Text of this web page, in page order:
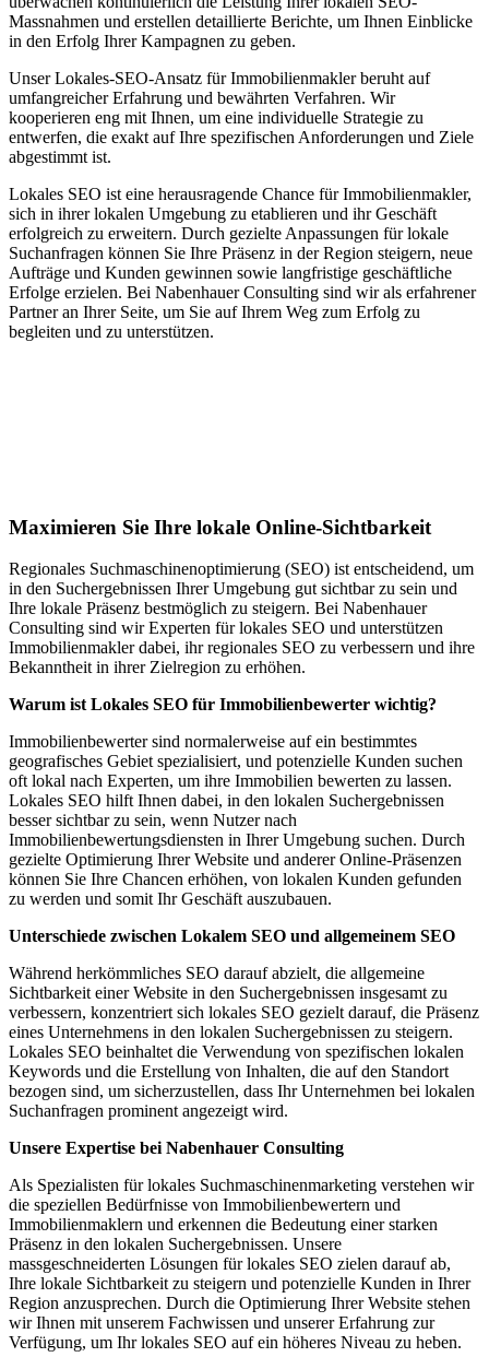
Massnahmen und erstellen detaillierte Berichte, um Ihnen Einblicke
in den Erfolg Ihrer Kampagnen zu geben.
Unser Lokales-SEO-Ansatz für Immobilienmakler beruht auf
umfangreicher Erfahrung und bewährten Verfahren. Wir
kooperieren eng mit Ihnen, um eine individuelle Strategie zu
entwerfen, die exakt auf Ihre spezifischen Anforderungen und Ziele
abgestimmt ist.
Lokales SEO ist eine herausragende Chance für Immobilienmakler,
sich in ihrer lokalen Umgebung zu etablieren und ihr Geschäft
erfolgreich zu erweitern. Durch gezielte Anpassungen für lokale
Suchanfragen können Sie Ihre Präsenz in der Region steigern, neue
Aufträge und Kunden gewinnen sowie langfristige geschäftliche
Erfolge erzielen. Bei Nabenhauer Consulting sind wir als erfahrener
Partner an Ihrer Seite, um Sie auf Ihrem Weg zum Erfolg zu
begleiten und zu unterstützen.
Maximieren Sie Ihre lokale Online-Sichtbarkeit
Regionales Suchmaschinenoptimierung (SEO) ist entscheidend, um
in den Suchergebnissen Ihrer Umgebung gut sichtbar zu sein und
Ihre lokale Präsenz bestmöglich zu steigern. Bei Nabenhauer
Consulting sind wir Experten für lokales SEO und unterstützen
Immobilienmakler dabei, ihr regionales SEO zu verbessern und ihre
Bekanntheit in ihrer Zielregion zu erhöhen.
Warum ist Lokales SEO für Immobilienbewerter wichtig?
Immobilienbewerter sind normalerweise auf ein bestimmtes
geografisches Gebiet spezialisiert, und potenzielle Kunden suchen
oft lokal nach Experten, um ihre Immobilien bewerten zu lassen.
Lokales SEO hilft Ihnen dabei, in den lokalen Suchergebnissen
besser sichtbar zu sein, wenn Nutzer nach
Immobilienbewertungsdiensten in Ihrer Umgebung suchen. Durch
gezielte Optimierung Ihrer Website und anderer Online-Präsenzen
können Sie Ihre Chancen erhöhen, von lokalen Kunden gefunden
zu werden und somit Ihr Geschäft auszubauen.
Unterschiede zwischen Lokalem SEO und allgemeinem SEO
Während herkömmliches SEO darauf abzielt, die allgemeine
Sichtbarkeit einer Website in den Suchergebnissen insgesamt zu
verbessern, konzentriert sich lokales SEO gezielt darauf, die Präsenz
eines Unternehmens in den lokalen Suchergebnissen zu steigern.
Lokales SEO beinhaltet die Verwendung von spezifischen lokalen
Keywords und die Erstellung von Inhalten, die auf den Standort
bezogen sind, um sicherzustellen, dass Ihr Unternehmen bei lokalen
Suchanfragen prominent angezeigt wird.
Unsere Expertise bei Nabenhauer Consulting
Als Spezialisten für lokales Suchmaschinenmarketing verstehen wir
die speziellen Bedürfnisse von Immobilienbewertern und
Immobilienmaklern und erkennen die Bedeutung einer starken
Präsenz in den lokalen Suchergebnissen. Unsere
massgeschneiderten Lösungen für lokales SEO zielen darauf ab,
Ihre lokale Sichtbarkeit zu steigern und potenzielle Kunden in Ihrer
Region anzusprechen. Durch die Optimierung Ihrer Website stehen
wir Ihnen mit unserem Fachwissen und unserer Erfahrung zur
Verfügung, um Ihr lokales SEO auf ein höheres Niveau zu heben.